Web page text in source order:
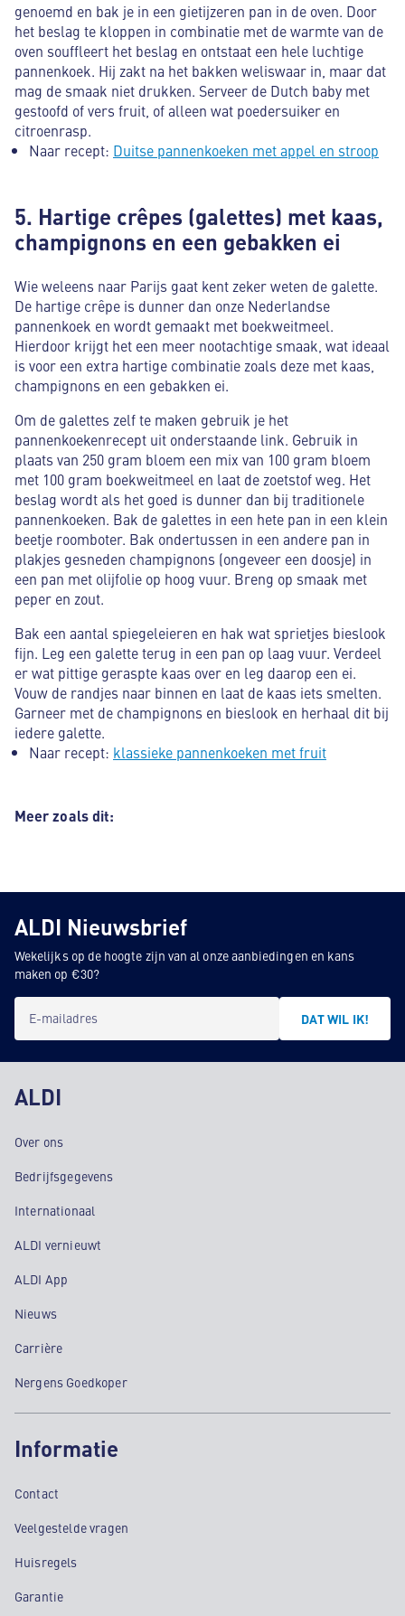
genoemd en bak je in een gietijzeren pan in de oven. Door
het beslag te kloppen in combinatie met de warmte van de
oven souffleert het beslag en ontstaat een hele luchtige
pannenkoek. Hij zakt na het bakken weliswaar in, maar dat
mag de smaak niet drukken. Serveer de Dutch baby met
gestoofd of vers fruit, of alleen wat poedersuiker en
citroenrasp.
Naar recept: Duitse pannenkoeken met appel en stroop
5. Hartige crêpes (galettes) met kaas,
champignons en een gebakken ei
Wie weleens naar Parijs gaat kent zeker weten de galette.
De hartige crêpe is dunner dan onze Nederlandse
pannenkoek en wordt gemaakt met boekweitmeel.
Hierdoor krijgt het een meer nootachtige smaak, wat ideaal
is voor een extra hartige combinatie zoals deze met kaas,
champignons en een gebakken ei.
Om de galettes zelf te maken gebruik je het
pannenkoekenrecept uit onderstaande link. Gebruik in
plaats van 250 gram bloem een mix van 100 gram bloem
met 100 gram boekweitmeel en laat de zoetstof weg. Het
beslag wordt als het goed is dunner dan bij traditionele
pannenkoeken. Bak de galettes in een hete pan in een klein
beetje roomboter. Bak ondertussen in een andere pan in
plakjes gesneden champignons (ongeveer een doosje) in
een pan met olijfolie op hoog vuur. Breng op smaak met
peper en zout.
Bak een aantal spiegeleieren en hak wat sprietjes bieslook
fijn. Leg een galette terug in een pan op laag vuur. Verdeel
er wat pittige geraspte kaas over en leg daarop een ei.
Vouw de randjes naar binnen en laat de kaas iets smelten.
Garneer met de champignons en bieslook en herhaal dit bij
iedere galette.
Naar recept: klassieke pannenkoeken met fruit
Meer zoals dit:
ALDI Nieuwsbrief
Wekelijks op de hoogte zijn van al onze aanbiedingen en kans
maken op €30?
E-mailadres DAT WIL IK!
ALDI
Over ons
Bedrijfsgegevens
Internationaal
ALDI vernieuwt
ALDI App
Nieuws
Carrière
Nergens Goedkoper
Informatie
Contact
Veelgestelde vragen
Huisregels
Garantie